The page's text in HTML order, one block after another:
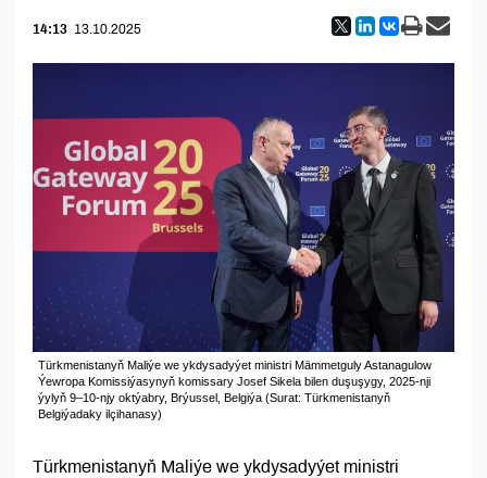
14:13 13.10.2025
Türkmenistanyň Maliýe we ykdysadyýet ministri Mämmetguly Astanagulow
Ýewropa Komissiýasynyň komissary Josef Sikela bilen duşuşygy, 2025-nji
ýylyň 9–10-njy oktýabry, Brýussel, Belgiýa (Surat: Türkmenistanyň
Belgiýadaky ilçihanasy)
Türkmenistanyň Maliýe we ykdysadyýet ministri